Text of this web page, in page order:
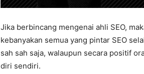
Jika berbincang mengenai ahli SEO,
kebanyakan semua yang pintar SEO
sah sah saja, walaupun secara positif
diri sendiri.